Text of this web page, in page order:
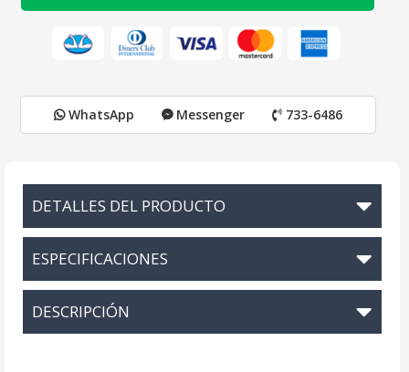
WhatsApp Messenger 733-6486
DETALLES DEL PRODUCTO
ESPECIFICACIONES
DESCRIPCIÓN